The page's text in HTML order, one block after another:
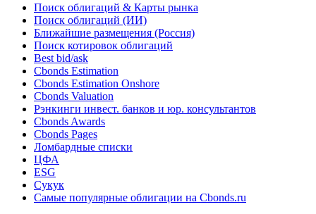
Поиск облигаций & Карты рынка
Поиск облигаций (ИИ)
Ближайшие размещения (Россия)
Поиск котировок облигаций
Best bid/ask
Cbonds Estimation
Cbonds Estimation Onshore
Cbonds Valuation
Рэнкинги инвест. банков и юр. консультантов
Cbonds Awards
Cbonds Pages
Ломбардные списки
ЦФА
ESG
Сукук
Самые популярные облигации на Cbonds.ru